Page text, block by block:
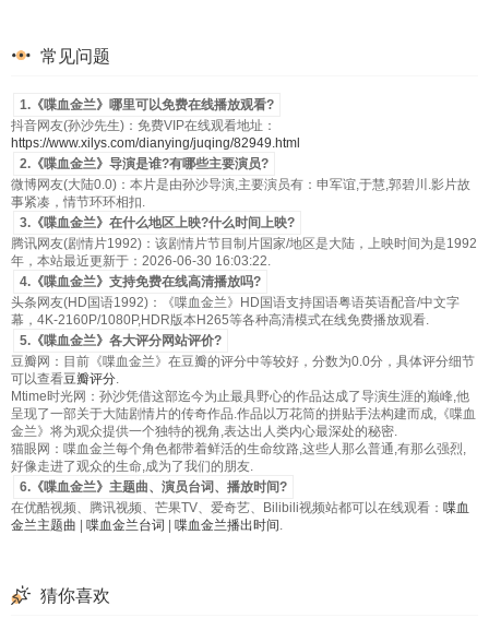
常见问题
1.《喋血金兰》哪里可以免费在线播放观看?
抖音网友(孙沙先生)：免费VIP在线观看地址：
https://www.xilys.com/dianying/juqing/82949.html
2.《喋血金兰》导演是谁?有哪些主要演员?
微博网友(大陆0.0)：本片是由孙沙导演,主要演员有：申军谊,于慧,郭碧川.影片故
事紧凑，情节环环相扣.
3.《喋血金兰》在什么地区上映?什么时间上映?
腾讯网友(剧情片1992)：该剧情片节目制片国家/地区是大陆，上映时间为是1992
年，本站最近更新于：2026-06-30 16:03:22.
4.《喋血金兰》支持免费在线高清播放吗?
头条网友(HD国语1992)：《喋血金兰》HD国语支持国语粤语英语配音/中文字
幕，4K-2160P/1080P,HDR版本H265等各种高清模式在线免费播放观看.
5.《喋血金兰》各大评分网站评价?
豆瓣网：目前《喋血金兰》在豆瓣的评分中等较好，分数为0.0分，具体评分细节
可以查看豆瓣评分.
Mtime时光网：孙沙凭借这部迄今为止最具野心的作品达成了导演生涯的巅峰,他
呈现了一部关于大陆剧情片的传奇作品.作品以万花筒的拼贴手法构建而成,《喋血
金兰》将为观众提供一个独特的视角,表达出人类内心最深处的秘密.
猫眼网：喋血金兰每个角色都带着鲜活的生命纹路,这些人那么普通,有那么强烈,
好像走进了观众的生命,成为了我们的朋友.
6.《喋血金兰》主题曲、演员台词、播放时间?
在优酷视频、腾讯视频、芒果TV、爱奇艺、Bilibili视频站都可以在线观看： 喋血
金兰主题曲
喋血金兰台词 喋血金兰播出时间 .
猜你喜欢